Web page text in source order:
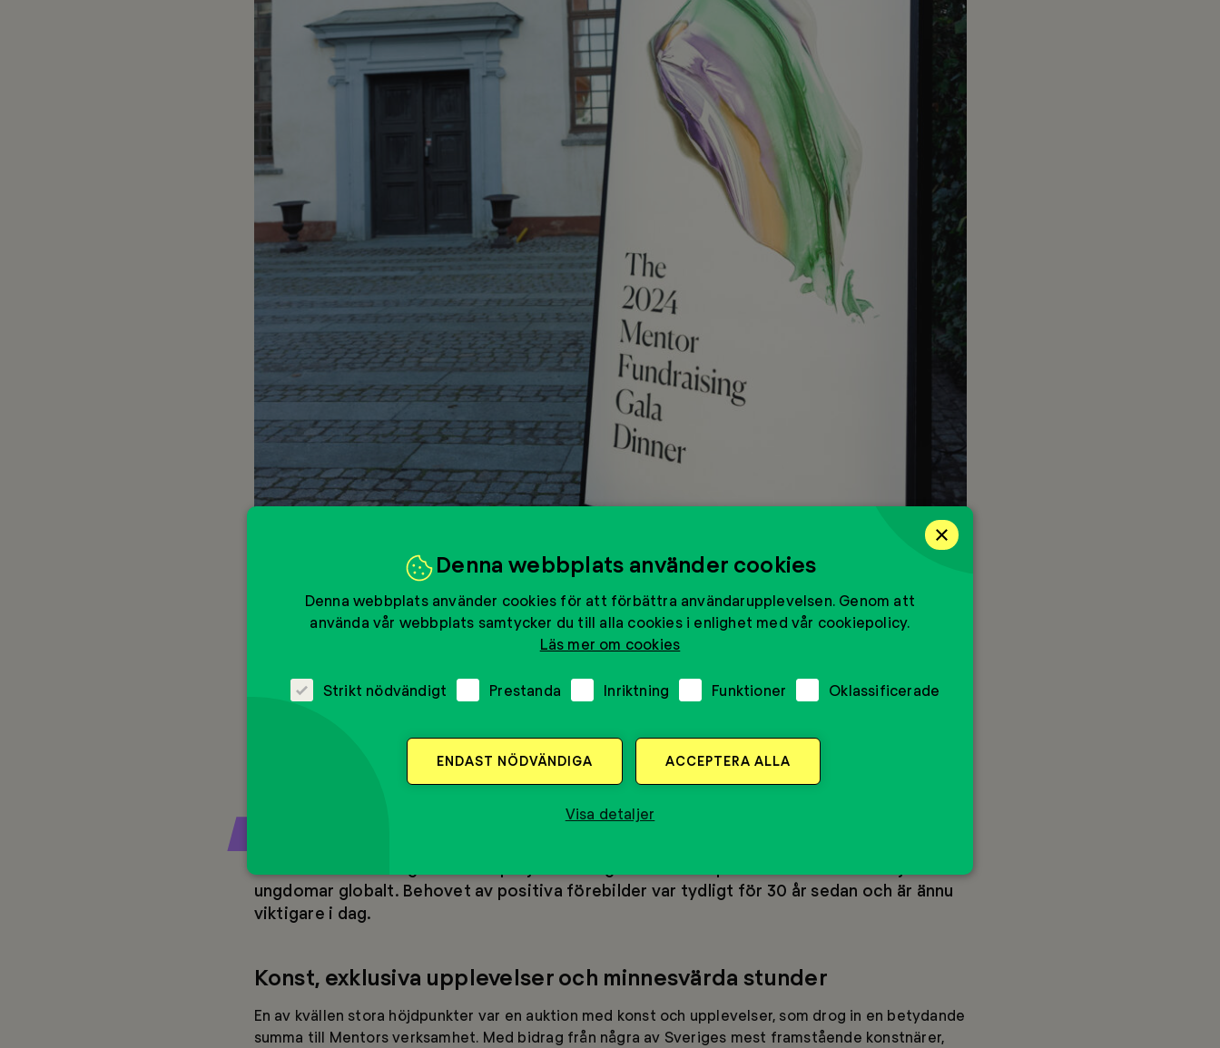
med sig av sina reflektioner om organisationens resa och framtid. Drottningen berättade bland
annat om hur Mentor har påverkat miljontals ungdomar världen över, och hur behovet av positiva
förebilder och mentorskap aldrig varit större:
ungdomar globalt. Behovet av positiva förebilder var tydligt för 30 år sedan och är ännu
viktigare i dag.
Konst, exklusiva upplevelser och minnesvärda stunder
En av kvällen stora höjdpunkter var en auktion med konst och upplevelser, som drog in en betydande
summa till Mentors verksamhet. Med bidrag från några av Sveriges mest framstående konstnärer,
×
Denna webbplats använder cookies
Denna webbplats använder cookies för att förbättra användarupplevelsen. Genom att
använda vår webbplats samtycker du till alla cookies i enlighet med vår cookiepolicy.
Läs mer om cookies
Strikt nödvändigt Prestanda Inriktning Funktioner Oklassificerade
ACCEPTERA ALLA
ENDAST NÖDVÄNDIGA
Visa detaljer